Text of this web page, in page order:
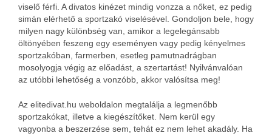
viselő férfi. A divatos kinézet mindig vonzza a nőket, ez pedig
simán elérhető a sportzakó viselésével. Gondoljon bele, hogy
milyen nagy különbség van, amikor a legelegánsabb
öltönyében feszeng egy eseményen vagy pedig kényelmes
sportzakóban, farmerben, esetleg pamutnadrágban
mosolyogja végig az előadást, a szertartást! Nyilvánvalóan
az utóbbi lehetőség a vonzóbb, akkor valósítsa meg!
Az elitedivat.hu weboldalon megtalálja a legmenőbb
sportzakókat, illetve a kiegészítőket. Nem kerül egy
vagyonba a beszerzése sem, tehát ez nem lehet akadály. Ha